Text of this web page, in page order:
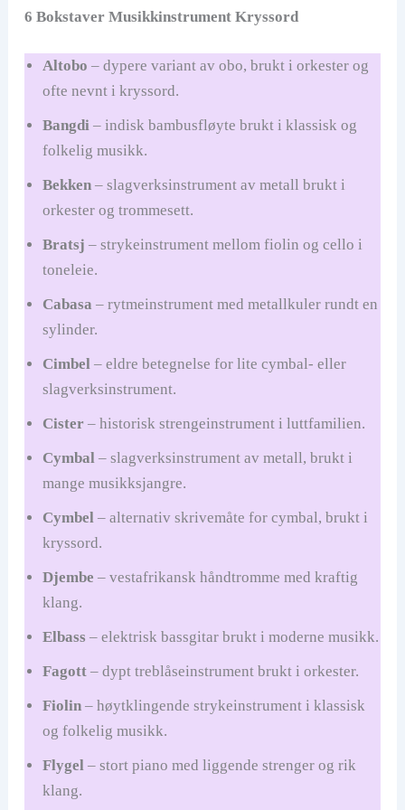
6 Bokstaver Musikkinstrument Kryssord
Altobo – dypere variant av obo, brukt i orkester og
ofte nevnt i kryssord.
Bangdi– indisk bambusfløyte brukt i klassisk og
folkelig musikk.
Bekken– slagverksinstrument av metall brukt i
orkester og trommesett.
Bratsj – strykeinstrument mellom fiolin og cello i
toneleie.
Cabasa – rytmeinstrument med metallkuler rundt en
sylinder.
Cimbel– eldre betegnelse for lite cymbal- eller
slagverksinstrument.
Cister – historisk strengeinstrument i luttfamilien.
Cymbal– slagverksinstrument av metall, brukt i
mange musikksjangre.
Cymbel– alternativ skrivemåte for cymbal, brukt i
kryssord.
Djembe – vestafrikansk håndtromme med kraftig
klang.
Elbass – elektrisk bassgitar brukt i moderne musikk.
Fagott– dypt treblåseinstrument brukt i orkester.
Fiolin– høytklingende strykeinstrument i klassisk
og folkelig musikk.
Flygel– stort piano med liggende strenger og rik
klang.